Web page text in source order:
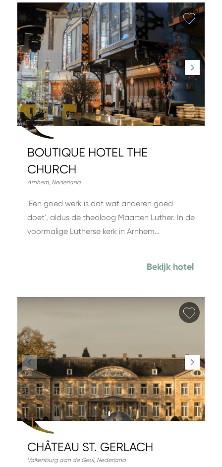
BOUTIQUE HOTEL THE
CHURCH
Arnhem, Nederland
'Een goed werk is dat wat anderen goed
doet', aldus de theoloog Maarten Luther. In de
voormalige Lutherse kerk in Arnhem…
Bekijk hotel
CHÂTEAU ST. GERLACH
Valkenburg aan de Geul, Nederland